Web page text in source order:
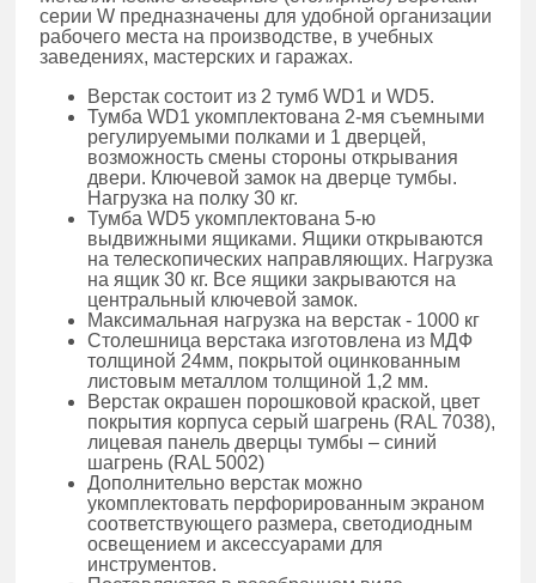
серии W предназначены для удобной организации
рабочего места на производстве, в учебных
заведениях, мастерских и гаражах.
Верстак состоит из 2 тумб WD1 и WD5.
Тумба WD1 укомплектована 2-мя съемными
регулируемыми полками и 1 дверцей,
возможность смены стороны открывания
двери. Ключевой замок на дверце тумбы.
Нагрузка на полку 30 кг.
Тумба WD5 укомплектована 5-ю
выдвижными ящиками. Ящики открываются
на телескопических направляющих. Нагрузка
на ящик 30 кг. Все ящики закрываются на
центральный ключевой замок.
Максимальная нагрузка на верстак - 1000 кг
Столешница верстака изготовлена из МДФ
толщиной 24мм, покрытой оцинкованным
листовым металлом толщиной 1,2 мм.
Верстак окрашен порошковой краской, цвет
покрытия корпуса серый шагрень (RAL 7038),
лицевая панель дверцы тумбы – синий
шагрень (RAL 5002)
Дополнительно верстак можно
укомплектовать перфорированным экраном
соответствующего размера, светодиодным
освещением и аксессуарами для
инструментов.